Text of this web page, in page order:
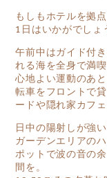
もしもホテルを拠
1日はいかがでしょ
午前中はガイド付
れる海を全身で満喫
心地よい運動のあ
転車をフロントで
ードや隠れ家カフ
日中の陽射しが強
ガーデンエリアの
ポットで波の音の
間を。